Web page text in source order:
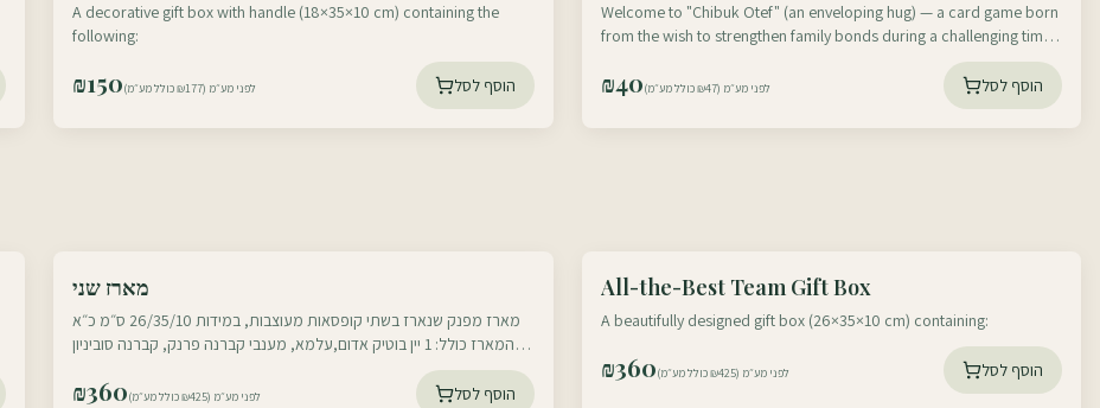
A decorative gift box with handle (18×35×10 cm) containing the
following:
₪150 לפני מע״מ (₪177 כולל מע״מ) הוסף לסל
Welcome to "Chibuk Otef" (an enveloping hug) — a card game born
from the wish to strengthen family bonds during a challenging time
₪40 לפני מע״מ (₪47 כולל מע״מ) הוסף לסל
מארז שני
מארז מפנק שנארז בשתי קופסאות מעוצבות, במידות 26/35/10 ס״מ כ״א
המארז כולל: 1 יין בוטיק אדום,עלמא, מענבי קברנה פרנק, קברנה סוביניון
₪360 לפני מע״מ (₪425 כולל מע״מ) הוסף לסל
All-the-Best Team Gift Box
A beautifully designed gift box (26×35×10 cm) containing:
₪360 לפני מע״מ (₪425 כולל מע״מ) הוסף לסל